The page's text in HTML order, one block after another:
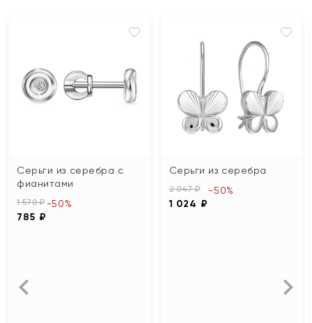
Серьги из серебра с
фианитами
1 570 ₽
785 ₽
-50%
Серьги из серебра
2 047 ₽
1 024 ₽
-50%